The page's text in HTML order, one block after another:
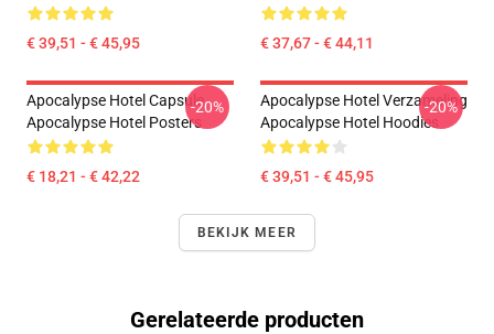
€ 39,51 - € 45,95 € 37,67 - € 44,11
Apocalypse Hotel Capsule
Apocalypse Hotel Posters
€ 18,21 - € 42,22
-20%
Apocalypse Hotel Verzameling
Apocalypse Hotel Hoodies
€ 39,51 - € 45,95
-20%
BEKIJK MEER
Gerelateerde producten